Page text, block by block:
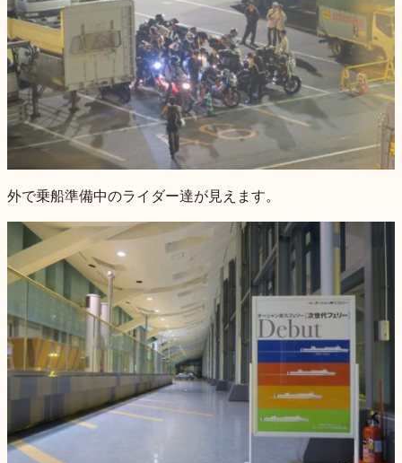
外で乗船準備中のライダー達が見えます。